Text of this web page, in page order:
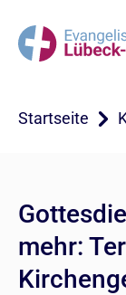
Startseite
mehr: